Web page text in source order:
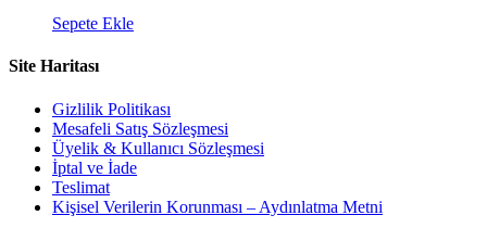
Sepete Ekle
Site Haritası
Gizlilik Politikası
Mesafeli Satış Sözleşmesi
Üyelik & Kullanıcı Sözleşmesi
İptal ve İade
Teslimat
Kişisel Verilerin Korunması – Aydınlatma Metni